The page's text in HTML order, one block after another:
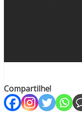
Compartilhe!